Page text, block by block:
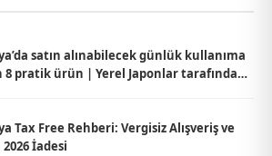
satın alınabilecek günlük kullanıma
8 pratik ürün | Yerel Japonlar tarafından
Tax Free Rehberi: Vergisiz Alışveriş ve
2026 İadesi